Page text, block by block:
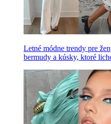
Letné módne trendy pre
bermudy a kúsky, ktoré